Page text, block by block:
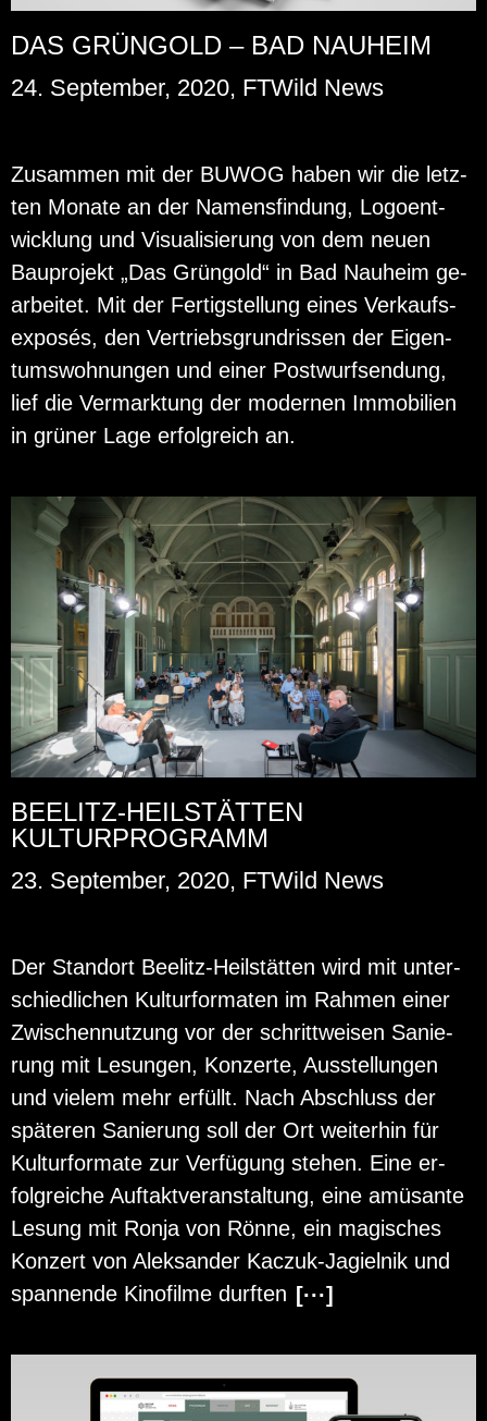
DAS GRÜNGOLD – BAD NAUHEIM
24. September, 2020, FTWild News
Zu­sam­men mit der BUWOG haben wir die letz­
ten Mo­na­te an der Na­mens­fin­dung, Lo­go­ent­
wick­lung und Vi­sua­li­sie­rung von dem neuen
Bau­pro­jekt „Das Grün­gold“ in Bad Nau­heim ge­
ar­bei­tet. Mit der Fer­tig­stel­lung eines Ver­kaufs­
ex­posés, den Ver­triebs­grund­ris­sen der Ei­gen­
tums­woh­nun­gen und einer Post­wurf­sen­dung,
lief die Ver­mark­tung der mo­der­nen Im­mo­bi­li­en
in grü­ner Lage er­folg­reich an.
BEELITZ-HEILSTÄTTEN
KULTURPROGRAMM
23. September, 2020, FTWild News
Der Stand­ort Bee­litz-Heil­stät­ten wird mit un­ter­
schied­li­chen Kul­tur­for­ma­ten im Rah­men einer
Zwi­schen­nut­zung vor der schritt­wei­sen Sa­nie­
rung mit Le­sun­gen, Kon­zer­te, Aus­stel­lun­gen
und vie­lem mehr er­füllt. Nach Ab­schluss der
spä­te­ren Sa­nie­rung soll der Ort wei­ter­hin für
Kul­tur­for­ma­te zur Ver­fü­gung ste­hen. Eine er­
folg­rei­che Auf­takt­ver­an­stal­tung, eine amü­san­te
Le­sung mit Ronja von Rönne, ein ma­gi­sches
Kon­zert von Aleksan­der Kac­zuk-Ja­giel­nik und
span­nen­de Ki­no­fil­me durf­ten [···]